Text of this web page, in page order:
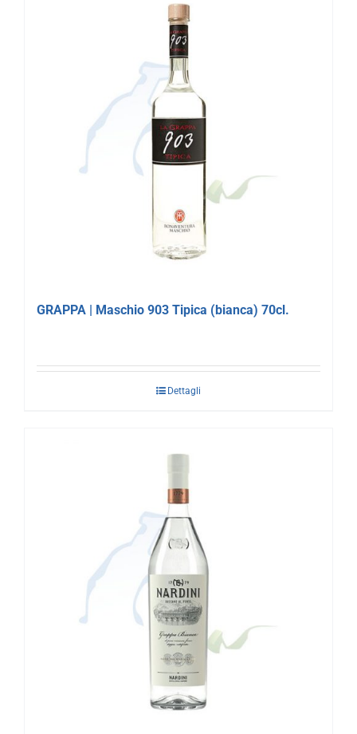
GRAPPA | Maschio 903 Tipica (bianca) 70cl.
Dettagli